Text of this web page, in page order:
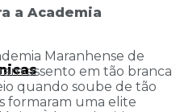
a Academia
Letras
Maranhense de
assento em tão branca
quando soube de tão
formaram uma elite